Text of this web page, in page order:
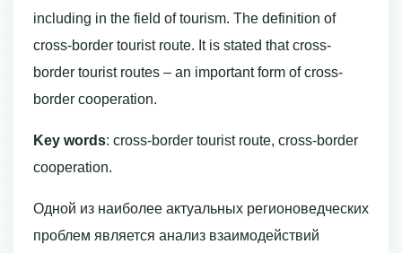
including in the field of tourism. The definition of
cross-border tourist route. It is stated that cross-
border tourist routes – an important form of cross-
border cooperation.
Key words: cross-border tourist route, cross-border
cooperation.
Одной из наиболее актуальных регионоведческих
проблем является анализ взаимодействий